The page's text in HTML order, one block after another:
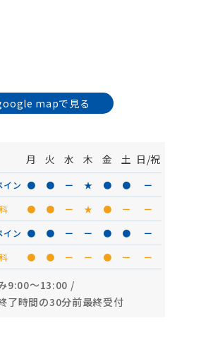
mapで見る
月 火 水 木 金 土 日/祝
イン ● ● ー ★ ● ●
ー
● ● ー ★ ● ー ー
イン ● ● ー ー ● ●
ー
● ● ー ー ● ー ー
9:00〜13:00 /
了時間の30分前最終受付